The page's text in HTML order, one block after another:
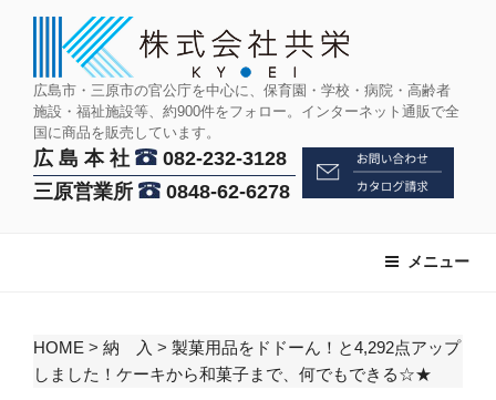
広島市・三原市の官公庁を中心に、保育園・学校・病院・高齢者
施設・福祉施設等、約900件をフォロー。インターネット通販で全
国に商品を販売しています。
広 島 本 社
082-232-3128
三原営業所
0848-62-6278
メニュー
HOME > 納 入 > 製菓用品をドドーん！と4,292点アップ
しました！ケーキから和菓子まで、何でもできる☆★